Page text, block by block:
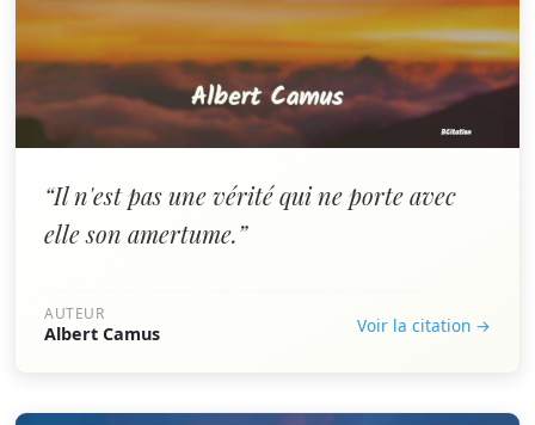
“Il n'est pas une vérité qui ne porte avec
elle son amertume.”
AUTEUR
Albert Camus Voir la citation →